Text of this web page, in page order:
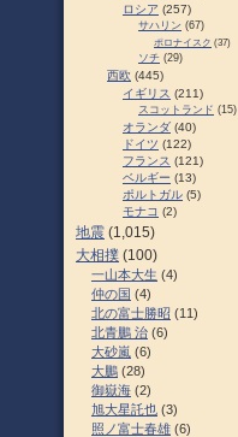
ロシア (257)
サハリン (67)
ポロナイスク (37)
ソチ (29)
西欧 (445)
イギリス (211)
スコットランド (15)
オランダ (40)
ドイツ (122)
フランス (121)
ベルギー (13)
ポルトガル (5)
モナコ (2)
地震 (1,015)
大相撲 (100)
一山本大生 (4)
仲の国 (4)
北の富士勝昭 (11)
北青鵬 治 (6)
大砂嵐 (6)
大鵬 (28)
御嶽海 (2)
旭大星託也 (3)
照ノ富士春雄 (6)